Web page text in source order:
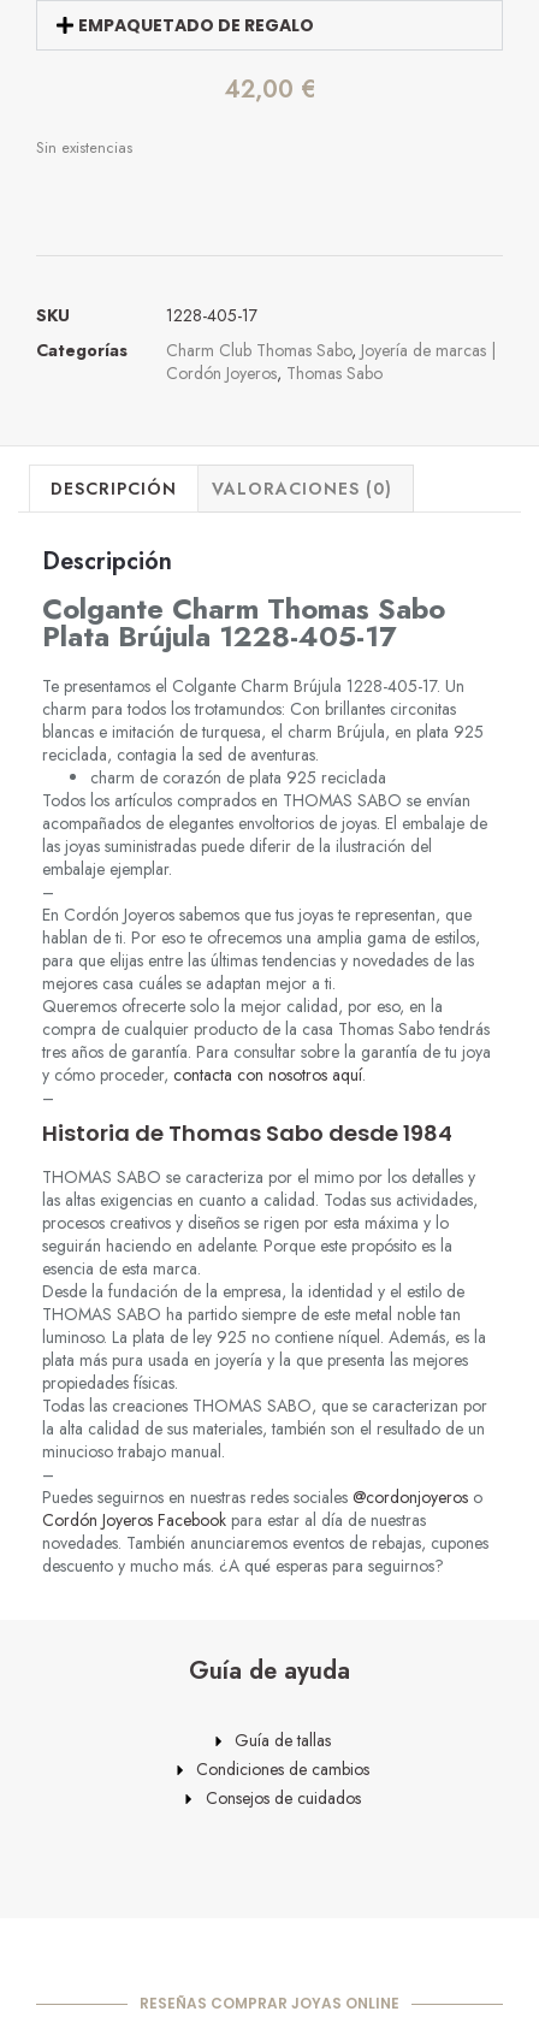
EMPAQUETADO DE REGALO
42,00 €
Sin existencias
SKU
1228-405-17
Categorías
Charm Club Thomas Sabo, Joyería de marcas |
Cordón Joyeros, Thomas Sabo
DESCRIPCIÓN VALORACIONES (0)
Descripción
Colgante Charm Thomas Sabo
Plata Brújula 1228-405-17
Te presentamos el Colgante Charm Brújula 1228-405-17. Un
charm para todos los trotamundos: Con brillantes circonitas
blancas e imitación de turquesa, el charm Brújula, en plata 925
reciclada, contagia la sed de aventuras.
charm de corazón de plata 925 reciclada
Todos los artículos comprados en THOMAS SABO se envían
acompañados de elegantes envoltorios de joyas. El embalaje de
las joyas suministradas puede diferir de la ilustración del
embalaje ejemplar.
–
En Cordón Joyeros sabemos que tus joyas te representan, que
hablan de ti. Por eso te ofrecemos una amplia gama de estilos,
para que elijas entre las últimas tendencias y novedades de las
mejores casa cuáles se adaptan mejor a ti.
Queremos ofrecerte solo la mejor calidad, por eso, en la
compra de cualquier producto de la casa Thomas Sabo tendrás
tres años de garantía. Para consultar sobre la garantía de tu joya
y cómo proceder, contacta con nosotros aquí.
–
Historia de Thomas Sabo desde 1984
THOMAS SABO se caracteriza por el mimo por los detalles y
las altas exigencias en cuanto a calidad. Todas sus actividades,
procesos creativos y diseños se rigen por esta máxima y lo
seguirán haciendo en adelante. Porque este propósito es la
esencia de esta marca.
Desde la fundación de la empresa, la identidad y el estilo de
THOMAS SABO ha partido siempre de este metal noble tan
luminoso. La plata de ley 925 no contiene níquel. Además, es la
plata más pura usada en joyería y la que presenta las mejores
propiedades físicas.
Todas las creaciones THOMAS SABO, que se caracterizan por
la alta calidad de sus materiales, también son el resultado de un
minucioso trabajo manual.
–
Puedes seguirnos en nuestras redes sociales @cordonjoyeros o
Cordón Joyeros Facebook para estar al día de nuestras
novedades. También anunciaremos eventos de rebajas, cupones
descuento y mucho más. ¿A qué esperas para seguirnos?
Guía de ayuda
Guía de tallas
Condiciones de cambios
Consejos de cuidados
RESEÑAS COMPRAR JOYAS ONLINE